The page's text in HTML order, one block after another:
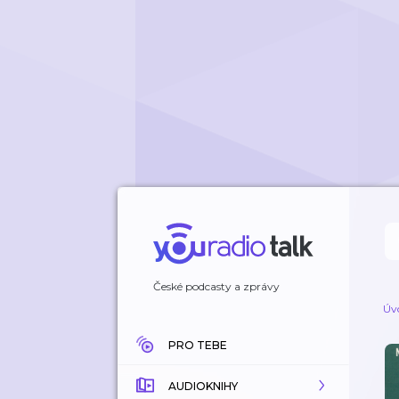
České podcasty a zprávy
PRO TEBE
AUDIOKNIHY